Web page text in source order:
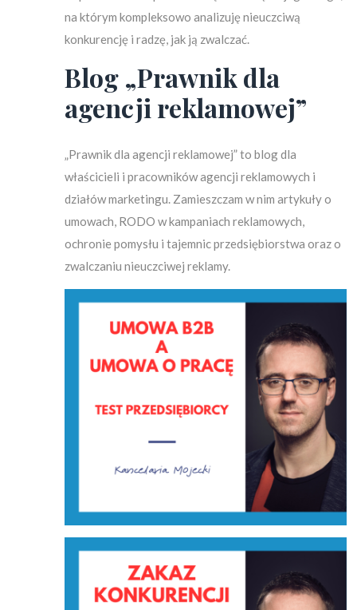
na którym kompleksowo analizuję nieuczciwą
konkurencję i radzę, jak ją zwalczać.
Blog „Prawnik dla
agencji reklamowej”
„Prawnik dla agencji reklamowej” to blog dla
właścicieli i pracowników agencji reklamowych i
działów marketingu. Zamieszczam w nim artykuły o
umowach, RODO w kampaniach reklamowych,
ochronie pomysłu i tajemnic przedsiębiorstwa oraz o
zwalczaniu nieuczciwej reklamy.